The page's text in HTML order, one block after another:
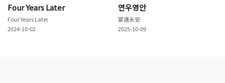
Four Years Later
Four Years Later
2024-10-02
연우영안
宴遇永安
2025-10-09